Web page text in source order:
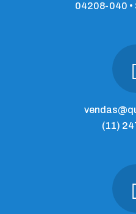
04208-040 •
(11)